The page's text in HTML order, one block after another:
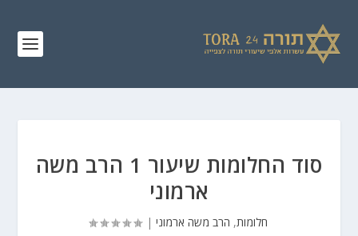
סוד החלומות שיעור 1 הרב משה
ארמוני
חלומות, הרב משה ארמוני |